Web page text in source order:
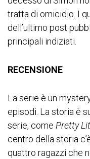
tratta di omicidio. I
dell’ultimo post
principali indiziati.
RECENSIONE
La serie è un
episodi. La storia è
serie, come Pretty
centro della storia
quattro ragazzi che